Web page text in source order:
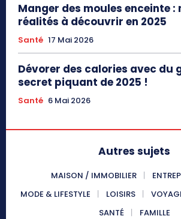
Manger des moules enceinte :
réalités à découvrir en 2025
Santé 17 Mai 2026
Dévorer des calories avec du
secret piquant de 2025 !
Santé 6 Mai 2026
Autres sujets
MAISON / IMMOBILIER
MODE & LIFESTYLE
LOISIRS
SANTÉ
FAMILLE